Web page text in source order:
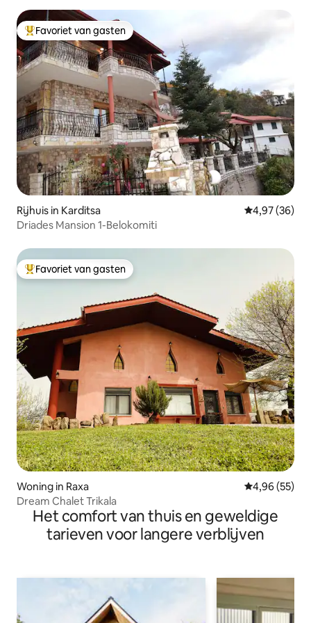
Topfavoriet van gasten
Favoriet van gasten
Rijhuis in Karditsa Gemiddelde
4,97 (36)
Driades Mansion 1-Belokomiti
Topfavoriet van gasten
Favoriet van gasten
Woning in Raxa Gemiddelde
4,96 (55)
Dream Chalet Trikala
Het comfort van thuis en geweldige
tarieven voor langere verblijven